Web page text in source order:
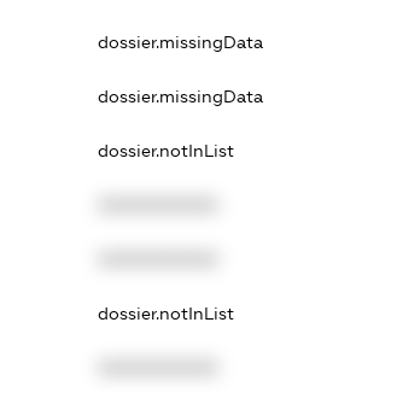
dossier.missingData
dossier.missingData
dossier.notInList
dossier.notInList